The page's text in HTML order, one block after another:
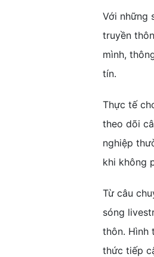
Với những
truyền
mình,
tín.
Thực tế
theo dõi
nghiệp
khi không
Từ câu
sóng
thôn. Hình
thức tiếp